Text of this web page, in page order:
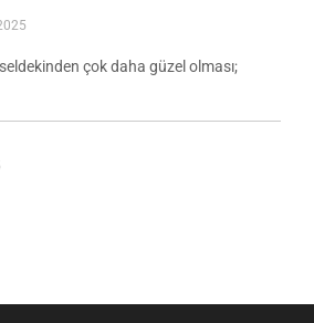
çok daha güzel olması;